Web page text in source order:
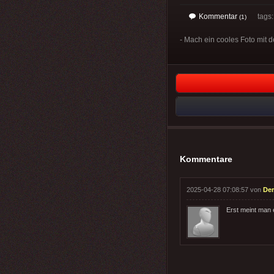
Kommentar (1)
- Mach ein cooles Foto mit
Kommentare
2025-04-28 07:08:57 von
Erst meint